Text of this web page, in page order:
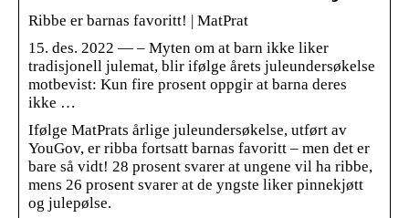
Ribbe er barnas favoritt! | MatPrat
15. des. 2022 — – Myten om at barn ikke liker
tradisjonell julemat, blir ifølge årets juleundersøkelse
motbevist: Kun fire prosent oppgir at barna deres
ikke …
Ifølge MatPrats årlige juleundersøkelse, utført av
YouGov, er ribba fortsatt barnas favoritt – men det er
bare så vidt! 28 prosent svarer at ungene vil ha ribbe,
mens 26 prosent svarer at de yngste liker pinnekjøtt
og julepølse.